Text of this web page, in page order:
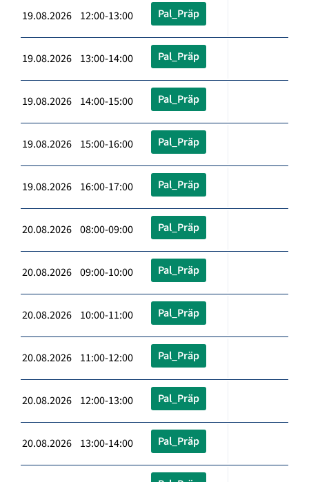
19.08.2026 12:00-13:00 Pal_Präp
19.08.2026 13:00-14:00 Pal_Präp
19.08.2026 14:00-15:00 Pal_Präp
19.08.2026 15:00-16:00 Pal_Präp
19.08.2026 16:00-17:00 Pal_Präp
20.08.2026 08:00-09:00 Pal_Präp
20.08.2026 09:00-10:00 Pal_Präp
20.08.2026 10:00-11:00 Pal_Präp
20.08.2026 11:00-12:00 Pal_Präp
20.08.2026 12:00-13:00 Pal_Präp
20.08.2026 13:00-14:00 Pal_Präp